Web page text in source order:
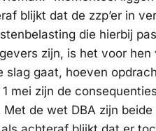
blijkt dat de zzp’er in
die hierbij
zijn, is het voor
slag gaat, hoeven
mei zijn de
Met de wet DBA zijn